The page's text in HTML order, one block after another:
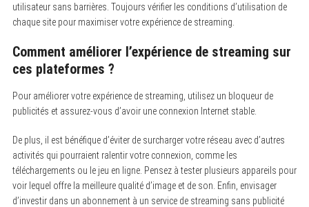
utilisateur sans barrières. Toujours vérifier les conditions d’utilisation de
chaque site pour maximiser votre expérience de streaming.
Comment améliorer l’expérience de streaming sur
ces plateformes ?
Pour améliorer votre expérience de streaming, utilisez un bloqueur de
publicités et assurez-vous d’avoir une connexion Internet stable.
De plus, il est bénéfique d’éviter de surcharger votre réseau avec d’autres
activités qui pourraient ralentir votre connexion, comme les
téléchargements ou le jeu en ligne. Pensez à tester plusieurs appareils pour
voir lequel offre la meilleure qualité d’image et de son. Enfin, envisager
d’investir dans un abonnement à un service de streaming sans publicité